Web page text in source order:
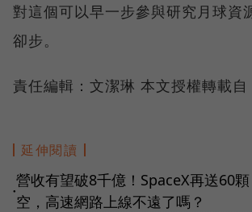
對這個可以早一步參與研究月球資
卻步。
責任編輯：文潔琳 本文授權轉載自
延伸閱讀
●
營收有望破8千億！SpaceX再送60
空，高速網路上線不遠了嗎？